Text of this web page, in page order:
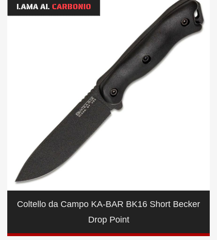
LAMA AL CARBONIO
Coltello da Campo KA-BAR BK16 Short Becker
Drop Point